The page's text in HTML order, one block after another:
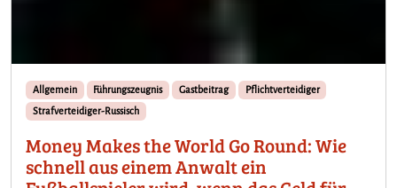
Allgemein Führungszeugnis Gastbeitrag
Pflichtverteidiger
Strafverteidiger-Russisch
Money Makes the World Go Round: Wie
schnell aus einem Anwalt ein